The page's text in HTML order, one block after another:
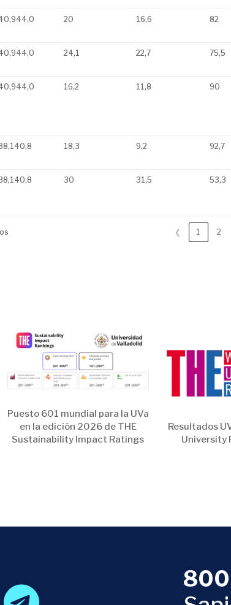
20 16,6 82
24,1 22,7 75,5
16,2 11,8 90
18,3 9,2 92,7
30 31,5 53,3
❮ 1 2
Puesto 601 mundial para la UVa
en la edición 2026 de THE
Sustainability Impact Ratings
Resultados
University
800